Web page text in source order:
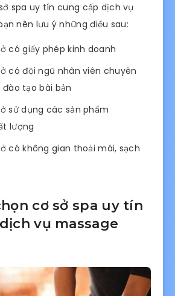
spa uy tín cung cấp dịch vụ
nên lưu ý những điều sau:
có giấy phép kinh doanh
có đội ngũ nhân viên chuyên
tạo bài bản
sử dụng các sản phẩm
lượng
có không gian thoải mái, sạch
cơ sở spa uy tín
vụ massage